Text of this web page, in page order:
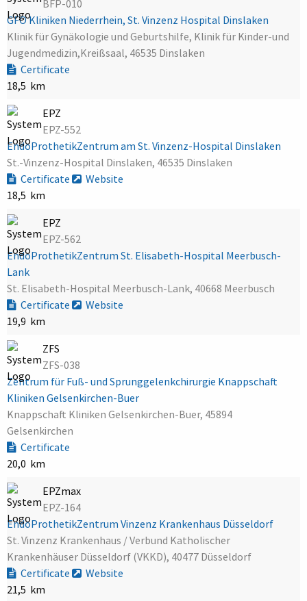
BFP-010
GFO Kliniken Niederrhein, St. Vinzenz Hospital Dinslaken
Klinik für Gynäkologie und Geburtshilfe, Klinik für Kinder-und
Jugendmedizin,Kreißsaal, 46535 Dinslaken
Certificate
18,5 km
EPZ
EPZ-552
EndoProthetikZentrum am St. Vinzenz-Hospital Dinslaken
St.-Vinzenz-Hospital Dinslaken, 46535 Dinslaken
Certificate
Website
18,5 km
EPZ
EPZ-562
EndoProthetikZentrum St. Elisabeth-Hospital Meerbusch-
Lank
St. Elisabeth-Hospital Meerbusch-Lank, 40668 Meerbusch
Certificate
Website
19,9 km
ZFS
ZFS-038
Zentrum für Fuß- und Sprunggelenkchirurgie Knappschaft
Kliniken Gelsenkirchen-Buer
Knappschaft Kliniken Gelsenkirchen-Buer, 45894
Gelsenkirchen
Certificate
20,0 km
EPZmax
EPZ-164
EndoProthetikZentrum Vinzenz Krankenhaus Düsseldorf
St. Vinzenz Krankenhaus / Verbund Katholischer
Krankenhäuser Düsseldorf (VKKD), 40477 Düsseldorf
Certificate
Website
21,5 km